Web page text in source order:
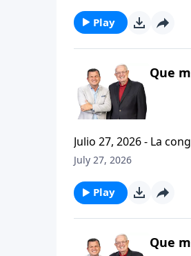
el pastor Carlos A.
Play
Que
Julio 27, 2026 - La
interpersonales cristianas y genuinas. Se afirmaban
que significa
July 27, 2026
Play
Que